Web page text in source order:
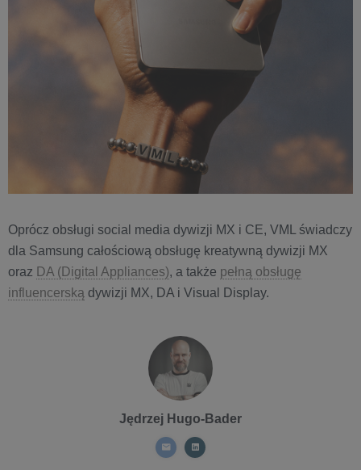
Oprócz obsługi social media dywizji MX i CE, VML świadczy
dla Samsung całościową obsługę kreatywną dywizji MX
oraz DA (Digital Appliances), a także pełną obsługę
influencerską dywizji MX, DA i Visual Display.
Jędrzej Hugo-Bader